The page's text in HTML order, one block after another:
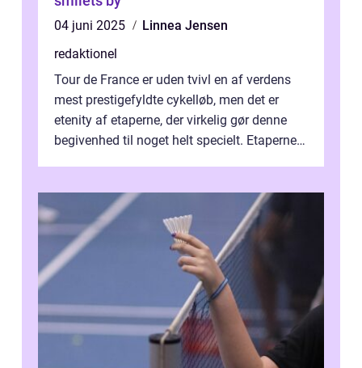
04 juni 2025
Linnea Jensen
redaktionel
Tour de France er uden tvivl en af verdens
mest prestigefyldte cykelløb, men det er
etenity af etaperne, der virkelig gør denne
begivenhed til noget helt specielt. Etaperne i